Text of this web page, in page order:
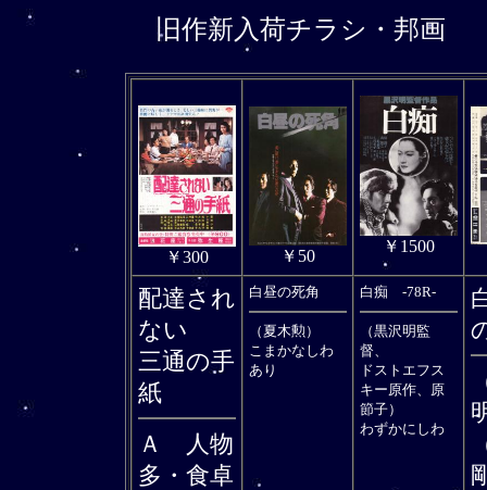
旧作新入荷チラシ ・邦画
￥300 ￥50
￥1500
配達され
ない
三通の手
紙
Ａ 人物
多・食卓
白昼の死角
（夏木勲）
こまかなしわ
あり
白痴 -78R-
（黒沢明監
督、
ドストエフス
キー原作、原
節子）
わずかにしわ